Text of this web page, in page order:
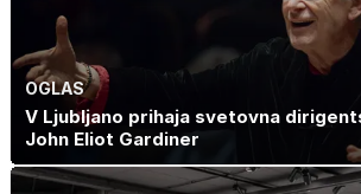
OGLAS
V Ljubljano prihaja svetovna
John Eliot Gardiner